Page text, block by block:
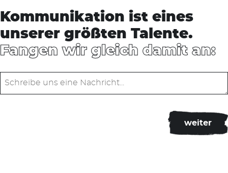
Kommunikation ist eines
unserer größten Talente.
Fangen wir gleich damit an: